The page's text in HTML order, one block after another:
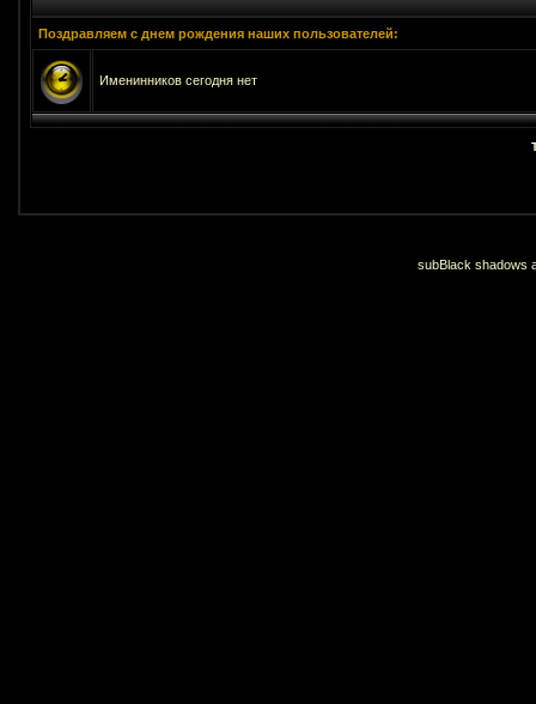
Поздравляем с днем рождения наших пользователей:
Именинников сегодня нет
subBlack shadows